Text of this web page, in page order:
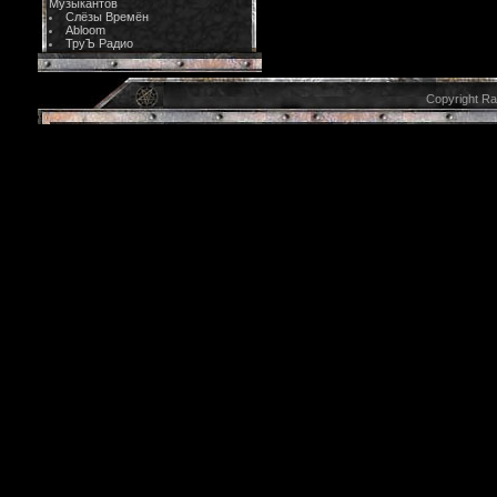
Музыкантов
Слёзы Времён
Abloom
ТруЪ Радио
Copyright